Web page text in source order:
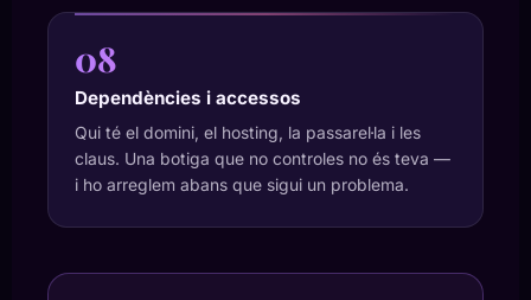
08
Dependències i accessos
Qui té el domini, el hosting, la passarel·la i les
claus. Una botiga que no controles no és teva —
i ho arreglem abans que sigui un problema.